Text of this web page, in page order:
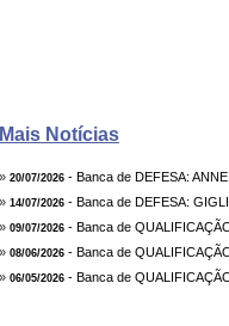
Mais Notícias
» 20/07/2026 - Banca de DEFESA:
» 14/07/2026 - Banca de DEFESA:
» 09/07/2026 - Banca de
» 08/06/2026 - Banca de
» 06/05/2026 - Banca de